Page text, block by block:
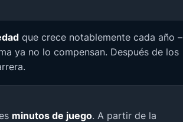
que crece notablemente cada año –
ya no lo compensan. Después de los
minutos de juego. A partir de la